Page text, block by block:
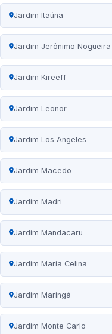
Jardim Itaúna
Jardim Jerônimo Nogueira
Jardim Kireeff
Jardim Leonor
Jardim Los Angeles
Jardim Macedo
Jardim Madri
Jardim Mandacaru
Jardim Maria Celina
Jardim Maringá
Jardim Monte Carlo